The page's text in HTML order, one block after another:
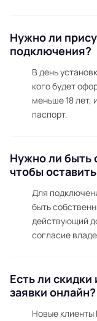
Нужно ли
подключения?
В день
кого будет
меньше 18 лет,
паспорт.
Нужно ли быть
чтобы
Для
быть
действующий
согласие
Есть ли
заявки онлайн?
Новые клиенты